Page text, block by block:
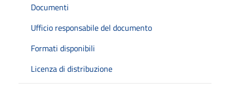
Documenti
Ufficio responsabile del documento
Formati disponibili
Licenza di distribuzione